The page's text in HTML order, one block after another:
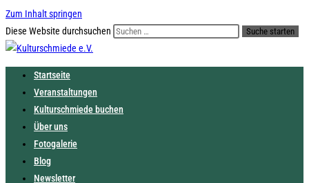
Zum Inhalt springen
Diese Website durchsuchen
Suche starten
Startseite
Veranstaltungen
Kulturschmiede buchen
Über uns
Fotogalerie
Blog
Newsletter